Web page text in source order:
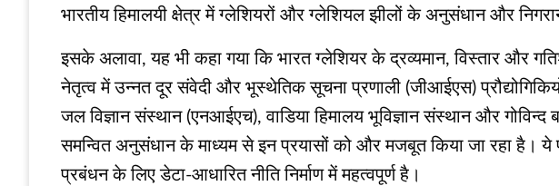
भारतीय हिमालयी क्षेत्र में ग्लेशियरों और ग्लेशियल झीलों के अनुसंधान और
इसके अलावा, यह भी कहा गया कि भारत ग्लेशियर के द्रव्यमान, विस्तार और
नेतृत्व में उन्नत दूर संवेदी और भूस्थेतिक सूचना प्रणाली (जीआईएस)
जल विज्ञान संस्थान (एनआईएच), वाडिया हिमालय भूविज्ञान संस्थान और गोविन्द
समन्वित अनुसंधान के माध्यम से इन प्रयासों को और मजबूत किया जा रहा है।
प्रबंधन के लिए डेटा-आधारित नीति निर्माण में महत्वपूर्ण है।